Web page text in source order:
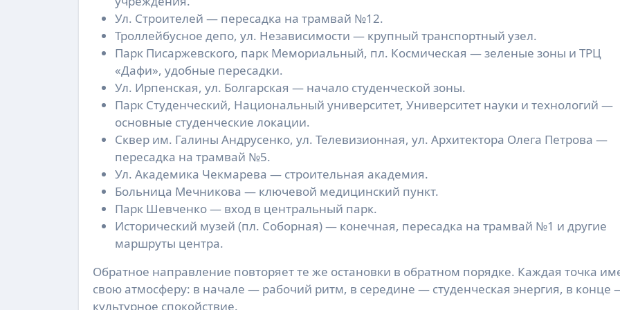
Ул. Строителей — пересадка на трамвай №12.
Троллейбусное депо, ул. Независимости — крупный транспортный узел.
Парк Писаржевского, парк Мемориальный, пл. Космическая — зеленые зоны и ТРЦ
«Дафи», удобные пересадки.
Ул. Ирпенская, ул. Болгарская — начало студенческой зоны.
Парк Студенческий, Национальный университет, Университет науки и технологий —
основные студенческие локации.
Сквер им. Галины Андрусенко, ул. Телевизионная, ул. Архитектора Олега Петрова —
пересадка на трамвай №5.
Ул. Академика Чекмарева — строительная академия.
Больница Мечникова — ключевой медицинский пункт.
Парк Шевченко — вход в центральный парк.
Исторический музей (пл. Соборная) — конечная, пересадка на трамвай №1 и другие
маршруты центра.
Обратное направление повторяет те же остановки в обратном порядке. Каждая точка
свою атмосферу: в начале — рабочий ритм, в середине — студенческая энергия, в конце
культурное спокойствие.